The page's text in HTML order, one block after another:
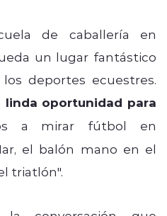
de caballería en
un lugar fantástico
deportes ecuestres.
oportunidad para
a mirar fútbol en
el balón mano en el
triatlón".